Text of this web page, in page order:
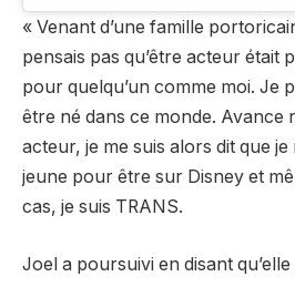
« Venant d’une famille
pensais pas qu’être acteur était
pour quelqu’un comme moi. Je
être né dans ce monde. Avance
acteur, je me suis alors dit que je
jeune pour être sur Disney et
cas, je suis TRANS.
Joel a poursuivi en disant